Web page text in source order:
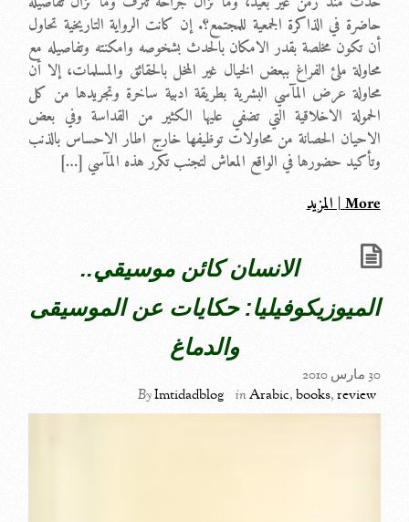
حاضرة في الذاكرة الجمعية للمجتمع؟. إن كانت الرواية التاريخية تحاول
أن تكون مخلصة بقدر الامكان بالحدث بشخوصه وامكنته وتفاصيله مع
محاولة ملئ الفراغ ببعض الخيال غير المخل بالحقائق والمسلمات، إلا أن
محاولة عرض المآسي البشرية بطريقة ادبية ساخرة وتجريدها من كل
الحمولة الاخلاقية التي تضفي عليها الكثير من القداسة وفي بعض
الاحيان الحصانة من محاولات توظيفها خارج اطار الاحساس بالذنب
وتأكيد حضورها في الواقع المعاش لتجنب تكرر هذه المآسي […]
More | المزيد
الانسان كائن موسيقي..
الميوزيكوفيليا: حكايات عن الموسيقى
والدماغ
30 مارس 2010
ByImtidadblog inArabic,books,review